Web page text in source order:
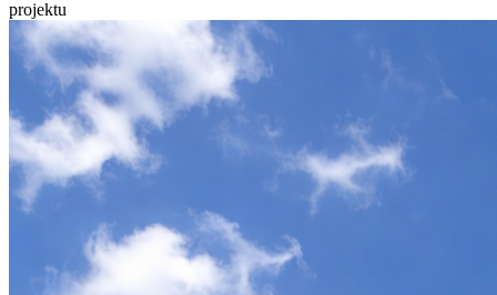
projektu